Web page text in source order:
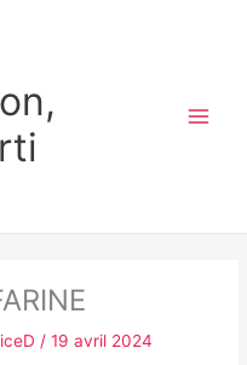
/19 avril 2024